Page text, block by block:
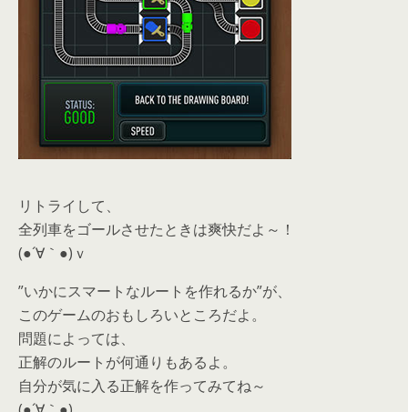
リトライして、
全列車をゴールさせたときは爽快だよ～！
(●´∀｀●)ｖ
”いかにスマートなルートを作れるか”が、
このゲームのおもしろいところだよ。
問題によっては、
正解のルートが何通りもあるよ。
自分が気に入る正解を作ってみてね～